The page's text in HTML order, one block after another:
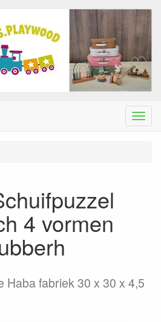
Menu
4 vormen
Haba fabriek 30 x 30 x 4,5